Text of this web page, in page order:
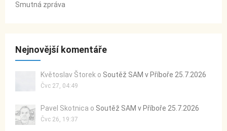
Smutná zpráva
Nejnovější komentáře
Květoslav Štorek o Soutěž SAM v Příboře 25.7.2026
Čvc 27, 04:49
Pavel Skotnica o Soutěž SAM v Příboře 25.7.2026
Čvc 26, 19:37